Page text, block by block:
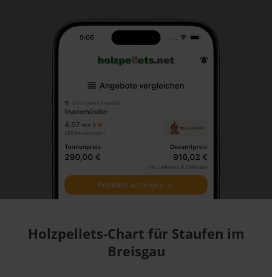
Holzpellets-Chart für Staufen im
Breisgau